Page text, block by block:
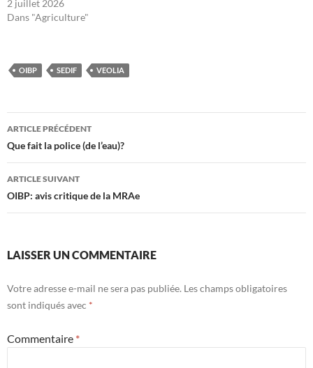
2 juillet 2026
Dans "Agriculture"
OIBP SEDIF VEOLIA
Navigation
des
articles
ARTICLE PRÉCÉDENT
Que fait la police (de l’eau)?
ARTICLE SUIVANT
OIBP: avis critique de la MRAe
LAISSER UN COMMENTAIRE
Votre adresse e-mail ne sera pas publiée. Les champs obligatoires
sont indiqués avec *
Commentaire *